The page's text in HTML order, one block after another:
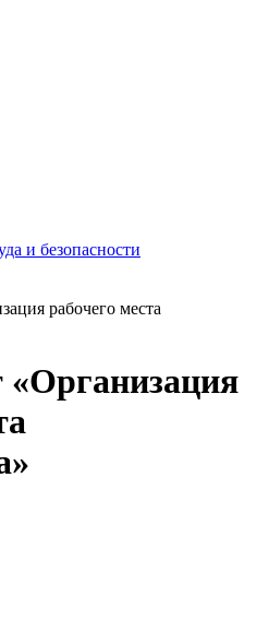
и безопасности
рабочего места